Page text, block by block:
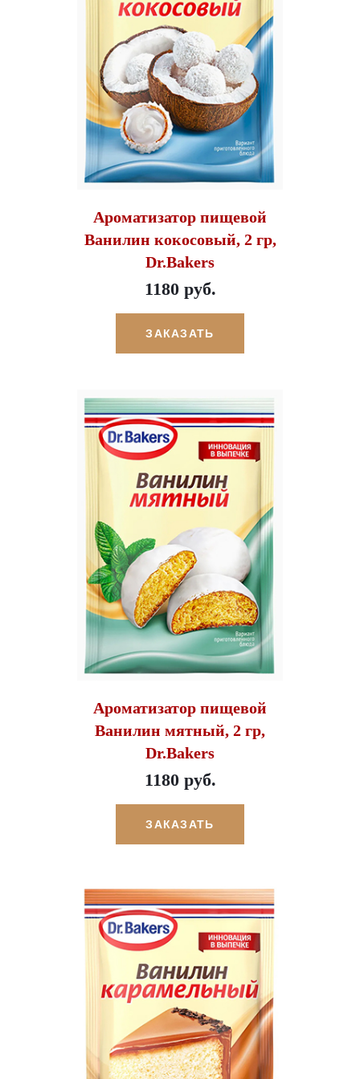
Ароматизатор пищевой
Ванилин кокосовый, 2 гр,
Dr.Bakers
1180 руб.
ЗАКАЗАТЬ
Ароматизатор пищевой
Ванилин мятный, 2 гр,
Dr.Bakers
1180 руб.
ЗАКАЗАТЬ